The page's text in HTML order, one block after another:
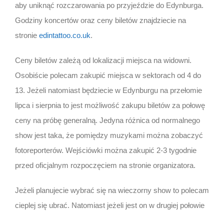
aby uniknąć rozczarowania po przyjeździe do Edynburga.
Godziny koncertów oraz ceny biletów znajdziecie na
stronie edintattoo.co.uk.
Ceny biletów zależą od lokalizacji miejsca na widowni.
Osobiście polecam zakupić miejsca w sektorach od 4 do
13. Jeżeli natomiast będziecie w Edynburgu na przełomie
lipca i sierpnia to jest możliwość zakupu biletów za połowę
ceny na próbę generalną. Jedyna różnica od normalnego
show jest taka, że pomiędzy muzykami można zobaczyć
fotoreporterów. Wejściówki można zakupić 2-3 tygodnie
przed oficjalnym rozpoczęciem na stronie organizatora.
Jeżeli planujecie wybrać się na wieczorny show to polecam
cieplej się ubrać. Natomiast jeżeli jest on w drugiej połowie